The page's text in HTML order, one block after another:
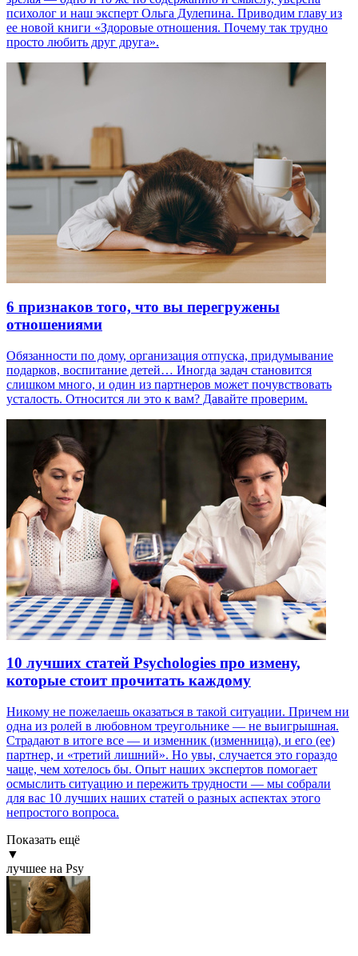
психолог и наш эксперт Ольга Дулепина. Приводим главу из
ее новой книги «Здоровые отношения. Почему так трудно
просто любить друг друга».
6 признаков того, что вы перегружены
отношениями
Обязанности по дому, организация отпуска, придумывание
подарков, воспитание детей… Иногда задач становится
слишком много, и один из партнеров может почувствовать
усталость. Относится ли это к вам? Давайте проверим.
10 лучших статей Psychologies про измену,
которые стоит прочитать каждому
Никому не пожелаешь оказаться в такой ситуации. Причем ни
одна из ролей в любовном треугольнике — не выигрышная.
Страдают в итоге все — и изменник (изменница), и его (ее)
партнер, и «третий лишний». Но увы, случается это гораздо
чаще, чем хотелось бы. Опыт наших экспертов помогает
осмыслить ситуацию и пережить трудности — мы собрали
для вас 10 лучших наших статей о разных аспектах этого
непростого вопроса.
Показать ещё
▼
лучшее на Psy